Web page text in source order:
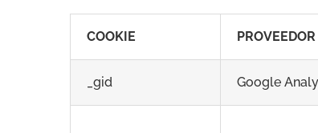
COOKIE PROVEEDOR
_gid Google